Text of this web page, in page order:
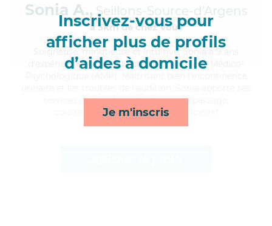
Inscrivez-vous pour
afficher plus de profils
d’aides à domicile
Je m'inscris
Sonia A., Seillons-Source-d'Argens
à 5km de chez Vous
, minutieuse et intuitive, Sonia a 9 ans
d'expérience et possède un diplôme d'Aide Médico-
services de lever/coucher, lessive/repassage,
courses/livraison et compagnie/loisirs*